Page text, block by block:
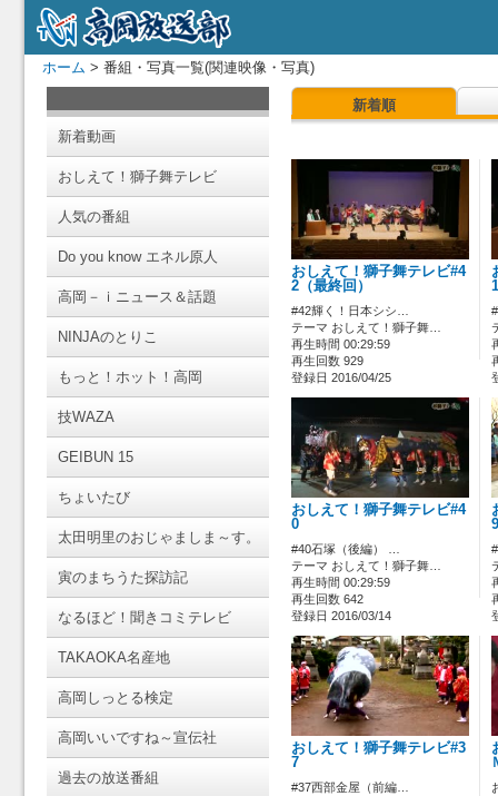
ホーム > 番組・写真一覧(関連映像・写真)
新着動画
おしえて！獅子舞テレビ
人気の番組
Do you know エネル原人
高岡－ｉニュース＆話題
NINJAのとりこ
もっと！ホット！高岡
技WAZA
GEIBUN 15
ちょいたび
太田明里のおじゃましま～す。
寅のまちうた探訪記
なるほど！聞きコミテレビ
TAKAOKA名産地
高岡しっとる検定
高岡いいですね～宣伝社
過去の放送番組
新着順
おしえて！獅子舞テレビ#4
2（最終回）
#42輝く！日本シシ…
テーマ おしえて！獅子舞…
再生時間 00:29:59
再生回数 929
登録日 2016/04/25
1
おしえて！獅子舞テレビ#4
0
#40石塚（後編） …
テーマ おしえて！獅子舞…
再生時間 00:29:59
再生回数 642
登録日 2016/03/14
9
おしえて！獅子舞テレビ#3
7
#37西部金屋（前編…